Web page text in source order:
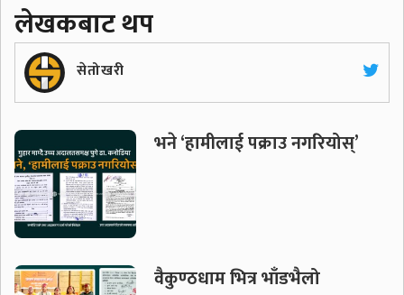
लेखकबाट थप
सेतोखरी
भने ‘हामीलाई पक्राउ नगरियोस्’
वैकुण्ठधाम भित्र भाँडभैलो